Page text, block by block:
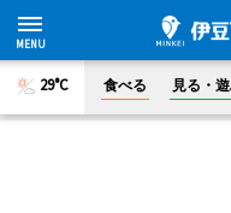
29°C 食べる 見る・